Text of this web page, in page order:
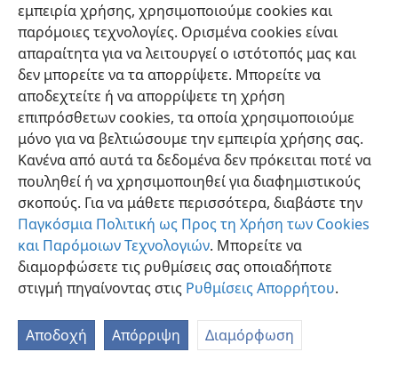
εμπειρία χρήσης, χρησιμοποιούμε cookies και
παρόμοιες τεχνολογίες. Ορισμένα cookies είναι
απαραίτητα για να λειτουργεί ο ιστότοπός μας και
δεν μπορείτε να τα απορρίψετε. Μπορείτε να
αποδεχτείτε ή να απορρίψετε τη χρήση
επιπρόσθετων cookies, τα οποία χρησιμοποιούμε
μόνο για να βελτιώσουμε την εμπειρία χρήσης σας.
Κανένα από αυτά τα δεδομένα δεν πρόκειται ποτέ να
πουληθεί ή να χρησιμοποιηθεί για διαφημιστικούς
σκοπούς. Για να μάθετε περισσότερα, διαβάστε την
Παγκόσμια Πολιτική ως Προς τη Χρήση των Cookies
και Παρόμοιων Τεχνολογιών. Μπορείτε να
διαμορφώσετε τις ρυθμίσεις σας οποιαδήποτε
στιγμή πηγαίνοντας στις Ρυθμίσεις Απορρήτου.
Αποδοχή Απόρριψη Διαμόρφωση
Ελληνική Προτιμήσεις
Copyright© 2026 Watch Tower Bible and Tract Society of Pennsylvania
Πολιτική Απορρήτου
Ρυθμίσεις Απορρήτου
JW.ORG
Σύνδεση